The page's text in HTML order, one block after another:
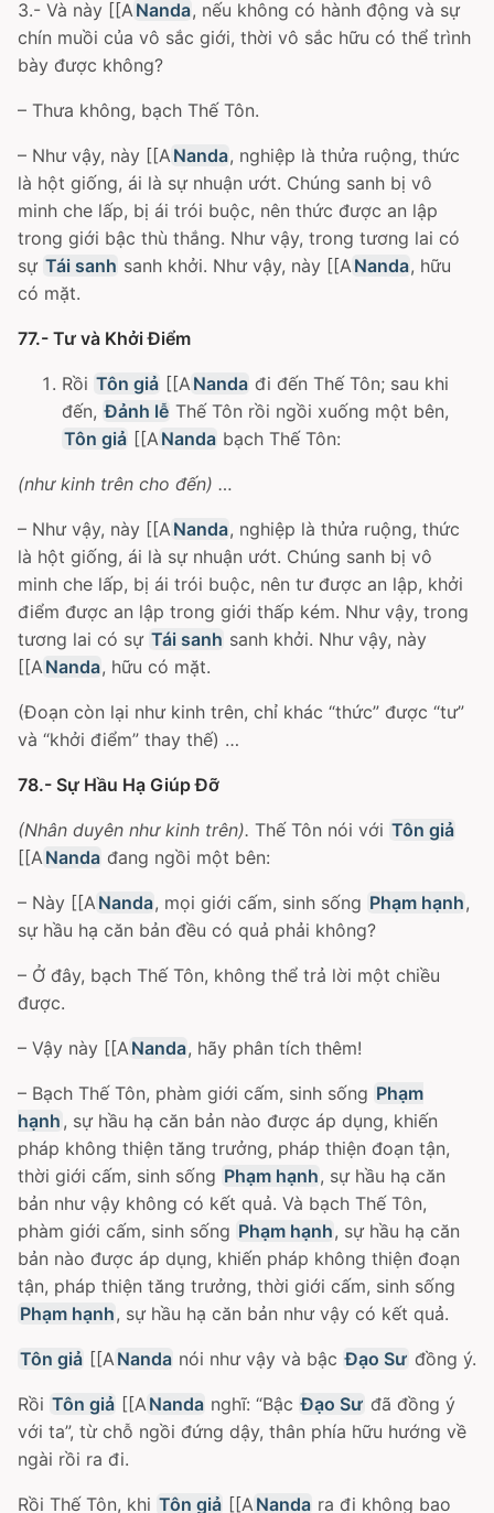
3.- Và này [[A Nanda, nếu không có hành động và sự
chín muồi của vô sắc giới, thời vô sắc hữu có thể trình
bày được không?
– Thưa không, bạch Thế Tôn.
– Như vậy, này [[A Nanda, nghiệp là thửa ruộng, thức
là hột giống, ái là sự nhuận ướt. Chúng sanh bị vô
minh che lấp, bị ái trói buộc, nên thức được an lập
trong giới bậc thù thắng. Như vậy, trong tương lai có
sự Tái sanh sanh khởi. Như vậy, này [[A Nanda, hữu
có mặt.
77.- Tư và Khởi Ðiểm
Rồi Tôn giả [[A Nanda đi đến Thế Tôn; sau khi
đến, Đảnh lễ Thế Tôn rồi ngồi xuống một bên,
Tôn giả [[A Nanda bạch Thế Tôn:
(như kinh trên cho đến) …
– Như vậy, này [[A Nanda, nghiệp là thửa ruộng, thức
là hột giống, ái là sự nhuận ướt. Chúng sanh bị vô
minh che lấp, bị ái trói buộc, nên tư được an lập, khởi
điểm được an lập trong giới thấp kém. Như vậy, trong
tương lai có sự Tái sanh sanh khởi. Như vậy, này
[[A Nanda, hữu có mặt.
(Ðoạn còn lại như kinh trên, chỉ khác “thức” được “tư”
và “khởi điểm” thay thế) …
78.- Sự Hầu Hạ Giúp Ðỡ
(Nhân duyên như kinh trên). Thế Tôn nói với Tôn giả
[[A Nanda đang ngồi một bên:
– Này [[A Nanda, mọi giới cấm, sinh sống Phạm hạnh,
sự hầu hạ căn bản đều có quả phải không?
– Ở đây, bạch Thế Tôn, không thể trả lời một chiều
được.
– Vậy này [[A Nanda, hãy phân tích thêm!
– Bạch Thế Tôn, phàm giới cấm, sinh sống Phạm
hạnh , sự hầu hạ căn bản nào được áp dụng, khiến
pháp không thiện tăng trưởng, pháp thiện đoạn tận,
thời giới cấm, sinh sống Phạm hạnh, sự hầu hạ căn
bản như vậy không có kết quả. Và bạch Thế Tôn,
phàm giới cấm, sinh sống Phạm hạnh, sự hầu hạ căn
bản nào được áp dụng, khiến pháp không thiện đoạn
tận, pháp thiện tăng trưởng, thời giới cấm, sinh sống
Phạm hạnh, sự hầu hạ căn bản như vậy có kết quả.
Tôn giả [[A Nanda nói như vậy và bậc Ðạo Sư đồng ý.
Rồi Tôn giả [[A Nanda nghĩ: “Bậc Ðạo Sư đã đồng ý
với ta”, từ chỗ ngồi đứng dậy, thân phía hữu hướng về
ngài rồi ra đi.
Rồi Thế Tôn, khi Tôn giả [[A Nanda ra đi không bao